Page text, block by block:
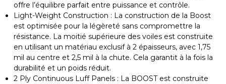
offre l’équilibre parfait entre puissance et contrôle.
Light-Weight Construction : La construction de la Boost
est optimisée pour la légèreté sans compromettre la
résistance. La moitié supérieure des voiles est construite
en utilisant un matériau exclusif à 2 épaisseurs, avec 1,75
mil au centre et 2,5 mil à la chute. Cela garantit à la fois la
durabilité et un poids réduit.
2 Ply Continuous Luff Panels : La BOOST est construite